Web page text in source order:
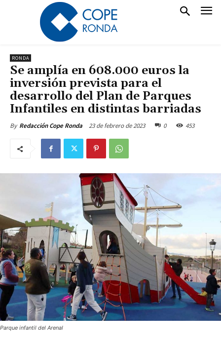
RONDA
Se amplía en 608.000 euros la
inversión prevista para el
desarrollo del Plan de Parques
Infantiles en distintas barriadas
By Redacción Cope Ronda 23 de febrero de 2023 0 453
Parque infantil del Arenal